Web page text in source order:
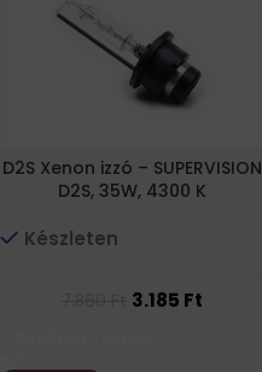
D2S Xenon izzó – SUPERVISION
D2S, 35W, 4300 K
Készleten
3.185 Ft